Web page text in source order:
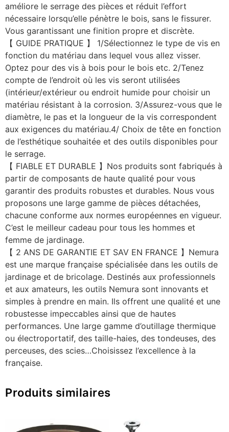
améliore le serrage des pièces et réduit l’effort
nécessaire lorsqu’elle pénètre le bois, sans le fissurer.
Vous garantissant une finition propre et discrète.
【 GUIDE PRATIQUE 】 1/Sélectionnez le type de vis en
fonction du matériau dans lequel vous allez visser.
Optez pour des vis à bois pour le bois etc. 2/Tenez
compte de l’endroit où les vis seront utilisées
(intérieur/extérieur ou endroit humide pour choisir un
matériau résistant à la corrosion. 3/Assurez-vous que le
diamètre, le pas et la longueur de la vis correspondent
aux exigences du matériau.4/ Choix de tête en fonction
de l’esthétique souhaitée et des outils disponibles pour
le serrage.
【 FIABLE ET DURABLE 】Nos produits sont fabriqués à
partir de composants de haute qualité pour vous
garantir des produits robustes et durables. Nous vous
proposons une large gamme de pièces détachées,
chacune conforme aux normes européennes en vigueur.
C’est le meilleur cadeau pour tous les hommes et
femme de jardinage.
【 2 ANS DE GARANTIE ET SAV EN FRANCE 】Nemura
est une marque française spécialisée dans les outils de
jardinage et de bricolage. Destinés aux professionnels
et aux amateurs, les outils Nemura sont innovants et
simples à prendre en main. Ils offrent une qualité et une
robustesse impeccables ainsi que de hautes
performances. Une large gamme d’outillage thermique
ou électroportatif, des taille-haies, des tondeuses, des
perceuses, des scies…Choisissez l’excellence à la
française.
Produits similaires